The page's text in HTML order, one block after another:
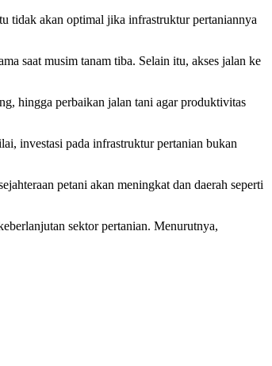
tidak akan optimal jika infrastruktur pertaniannya
saat musim tanam tiba. Selain itu, akses jalan ke
hingga perbaikan jalan tani agar produktivitas
investasi pada infrastruktur pertanian bukan
petani akan meningkat dan daerah seperti
sektor pertanian. Menurutnya,